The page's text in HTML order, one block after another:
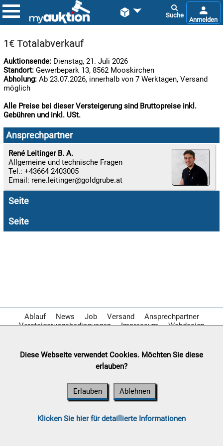
 
06.08:

06.08:
06.08:
1€ Totalabverkauf
Auktionsende: Dienstag, 21. Juli 2026
Standort: Gewerbepark 13, 8562 Mooskirchen
Abholung: Ab 23.07.2026, innerhalb von 7 Werktagen, Versand
möglich
Alle Preise bei dieser Versteigerung sind Bruttopreise inkl.
Gebühren und inkl. USt.
Ansprechpartner
René Leitinger B. A.
Allgemeine und technische Fragen
Tel.: +43664 2403005
Email: rene.leitinger
Seite
Seite
Ablauf News Job Versand
Ansprechpartner
Versteigerungsbedingungen
Impressum Webdesign
Diese Webseite verwendet Cookies. Möchten Sie diese
erlauben?
Erlauben Ablehnen
Klicken Sie hier für detaillierte Informationen